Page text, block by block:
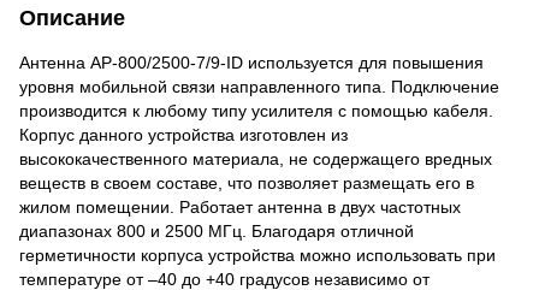
Описание
Антенна AP-800/2500-7/9-ID используется для повышения
уровня мобильной связи направленного типа. Подключение
производится к любому типу усилителя с помощью кабеля.
Корпус данного устройства изготовлен из
высококачественного материала, не содержащего вредных
веществ в своем составе, что позволяет размещать его в
жилом помещении. Работает антенна в двух частотных
диапазонах 800 и 2500 МГц. Благодаря отличной
герметичности корпуса устройства можно использовать при
температуре от –40 до +40 градусов независимо от